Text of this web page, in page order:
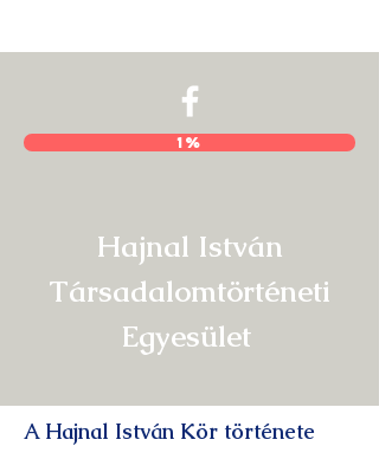
1%
Hajnal István
Társadalomtörténeti
Egyesület
A Hajnal István Kör története